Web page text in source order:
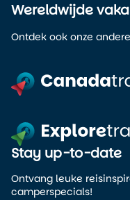
Wereldwijde
Ontdek ook onze
Stay up-to-date
Ontvang leuke
camperspecials!